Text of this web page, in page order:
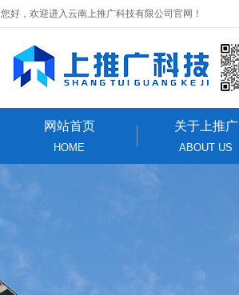
您好，欢迎进入云南上推广科技有限公司官网！
网站首页
HOME
关于上推广
ABOUT US